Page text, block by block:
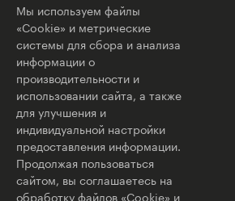
Мы используем файлы
«Cookie» и метрические
системы для сбора и анализа
информации о
производительности и
использовании сайта, а также
для улучшения и
индивидуальной настройки
предоставления информации.
Продолжая пользоваться
сайтом, вы соглашаетесь на
обработку файлов «Cookie» и